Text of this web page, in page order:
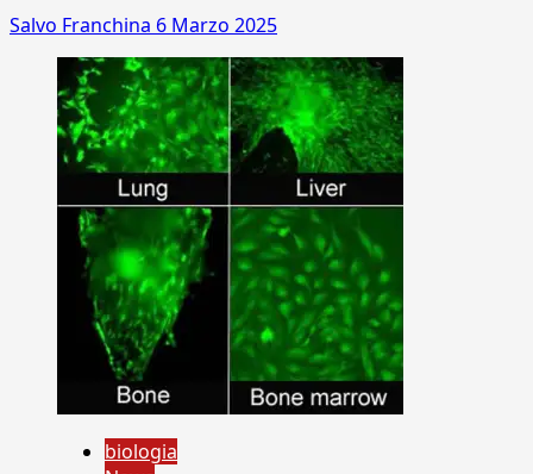
Salvo Franchina 6 Marzo 2025
biologia